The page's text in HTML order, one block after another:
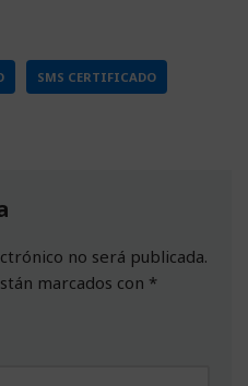
SMS CERTIFICADO
no será publicada.
marcados con *